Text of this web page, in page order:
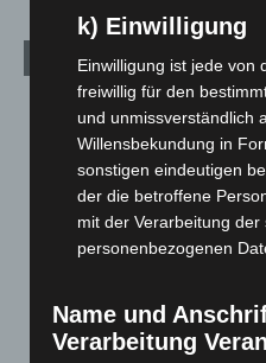
Aktuelle Beiträge
Kunst trifft Weingenuss:
Werke im Jacques’ Wein-
8. August 2026
A2: Zweite Turbobaustelle
und Bothfeld
8. August 2026
Niedersachsen:
Waldbrandeinsatz aus
7. August 2026
k) Einwilligung
Einwilligung ist jede von
freiwillig für den
und unmissverständlich
Willensbekundung in
sonstigen eindeutigen
der die betroffene
mit der Verarbeitung
personenbezogenen
Name und
Verarbeitung